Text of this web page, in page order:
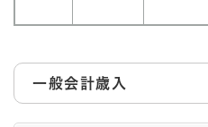
一般会計歳入